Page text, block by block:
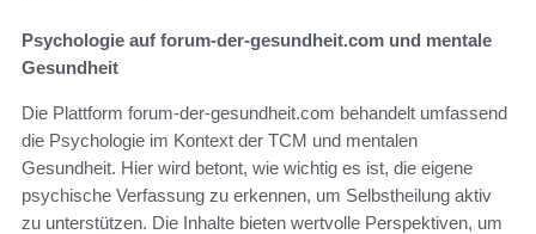
Psychologie auf forum-der-gesundheit.com und mentale
Gesundheit
Die Plattform forum-der-gesundheit.com behandelt umfassend
die Psychologie im Kontext der TCM und mentalen
Gesundheit. Hier wird betont, wie wichtig es ist, die eigene
psychische Verfassung zu erkennen, um Selbstheilung aktiv
zu unterstützen. Die Inhalte bieten wertvolle Perspektiven, um